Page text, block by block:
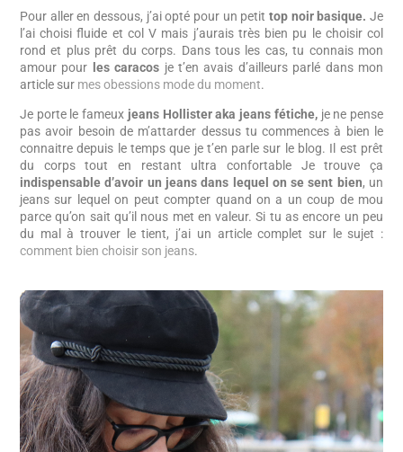
Pour aller en dessous, j’ai opté pour un petit top noir basique. Je
l’ai choisi fluide et col V mais j’aurais très bien pu le choisir col
rond et plus prêt du corps. Dans tous les cas, tu connais mon
amour pour
les caracos je t’en avais d’ailleurs parlé dans mon
article sur mes obessions mode du moment.
Je porte le fameux jeans Hollister aka jeans fétiche,je ne pense
pas avoir besoin de m’attarder dessus tu commences à bien le
connaitre depuis le temps que je t’en parle sur le blog. Il est prêt
du corps tout en restant ultra confortable Je trouve ça
indispensable d’avoir un jeans dans lequel on se sent bien, un
jeans sur lequel on peut compter quand on a un coup de mou
parce qu’on sait qu’il nous met en valeur. Si tu as encore un peu
du mal à trouver le tient, j’ai un article complet sur le sujet :
comment bien choisir son jeans.